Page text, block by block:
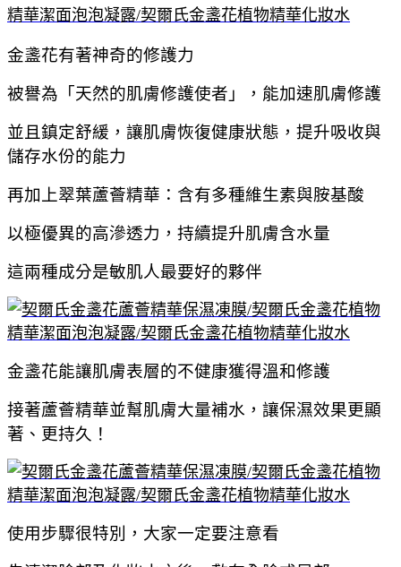
金盞花有著神奇的修護力
被譽為「天然的肌膚修護使者」，能加速肌膚修護
並且鎮定舒緩，讓肌膚恢復健康狀態，提升吸收與
儲存水份的能力
再加上翠葉蘆薈精華：含有多種維生素與胺基酸
以極優異的高滲透力，持續提升肌膚含水量
這兩種成分是敏肌人最要好的夥伴
金盞花能讓肌膚表層的不健康獲得溫和修護
接著蘆薈精華並幫肌膚大量補水，讓保濕效果更顯
著、更持久！
使用步驟很特別，大家一定要注意看